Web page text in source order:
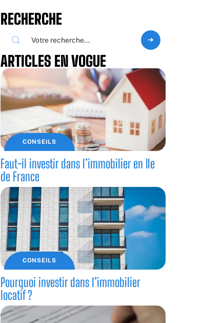
RECHERCHE
ARTICLES EN VOGUE
CONSEILS
Faut-il investir dans l’immobilier en Ile
de France
CONSEILS
Pourquoi investir dans l’immobilier
locatif ?